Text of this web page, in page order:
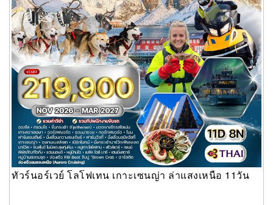
ทัวร์นอร์เวย์ โลโฟเทน เกาะเซนญ่า ล่าแสงเหนือ 11วัน